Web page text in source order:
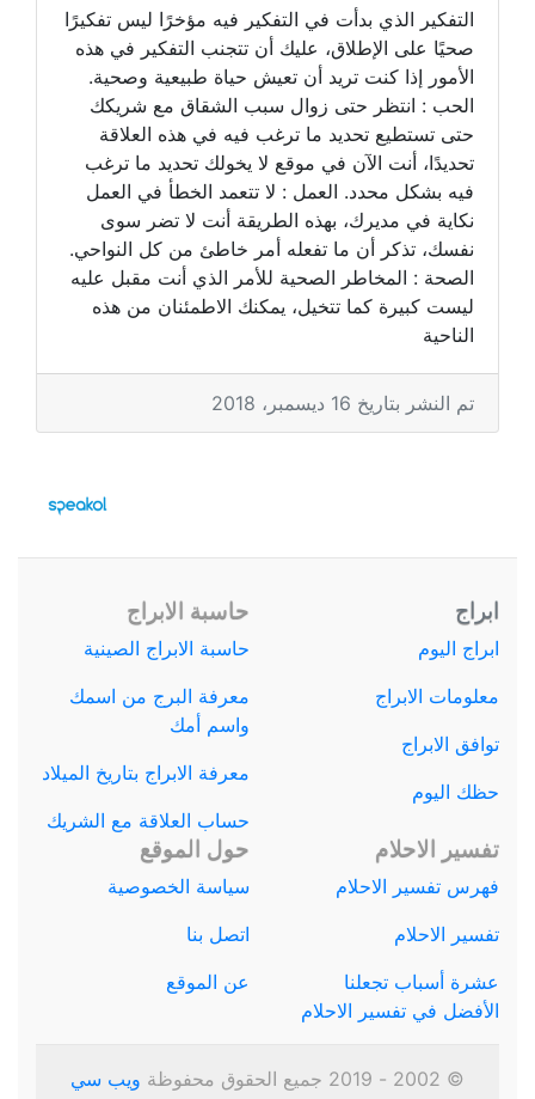
التفكير الذي بدأت في التفكير فيه مؤخرًا ليس تفكيرًا
صحيًا على الإطلاق، عليك أن تتجنب التفكير في هذه
الأمور إذا كنت تريد أن تعيش حياة طبيعية وصحية.
الحب : انتظر حتى زوال سبب الشقاق مع شريكك
حتى تستطيع تحديد ما ترغب فيه في هذه العلاقة
تحديدًا، أنت الآن في موقع لا يخولك تحديد ما ترغب
فيه بشكل محدد. العمل : لا تتعمد الخطأ في العمل
نكاية في مديرك، بهذه الطريقة أنت لا تضر سوى
نفسك، تذكر أن ما تفعله أمر خاطئ من كل النواحي.
الصحة : المخاطر الصحية للأمر الذي أنت مقبل عليه
ليست كبيرة كما تتخيل، يمكنك الاطمئنان من هذه
الناحية
تم النشر بتاريخ 16 ديسمبر، 2018
ابراج
ابراج اليوم
معلومات الابراج
توافق الابراج
حظك اليوم
حاسبة الابراج
حاسبة الابراج الصينية
معرفة البرج من اسمك
واسم أمك
معرفة الابراج بتاريخ الميلاد
حساب العلاقة مع الشريك
تفسير الاحلام
فهرس تفسير الاحلام
تفسير الاحلام
عشرة أسباب تجعلنا
الأفضل في تفسير الاحلام
حول الموقع
سياسة الخصوصية
اتصل بنا
عن الموقع
© 2002 - 2019 جميع الحقوق محفوظة ويب سي